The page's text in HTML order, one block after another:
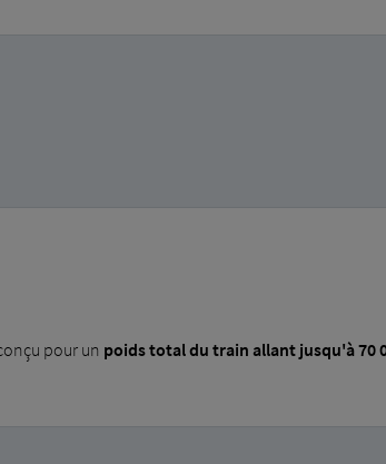
pour un poids total du train allant jusqu'à 70